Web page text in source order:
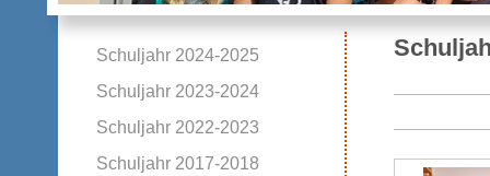
Schuljahr 2024-2025
Schuljahr 2023-2024
Schuljahr 2022-2023
Schuljahr 2017-2018